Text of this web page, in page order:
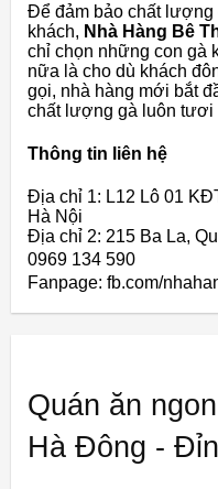
Để đảm bảo chất lượng
khách, Nhà Hàng Bê
chỉ chọn những con gà
nữa là cho dù khách
gọi, nhà hàng mới bắt
chất lượng gà luôn tươi
Thông tin liên hệ
Địa chỉ 1: L12 Lô 01
Hà Nội
Địa chỉ 2: 215 Ba La,
0969 134 590
Fanpage: fb.com/
Quán ăn
Hà Đông -